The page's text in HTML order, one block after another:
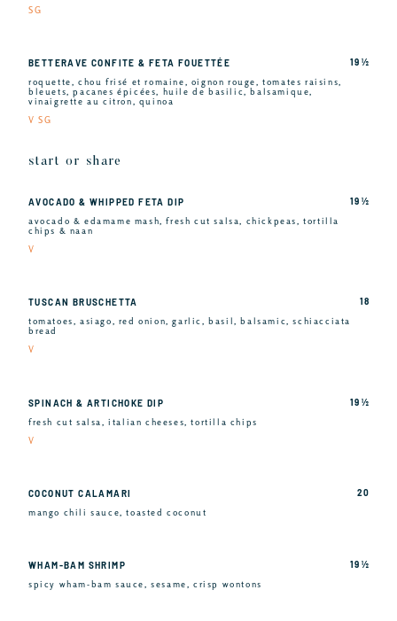
SG
BETTERAVE CONFITE & FETA FOUETTÉE
roquette, chou frisé et romaine, oignon rouge, tomates raisins,
bleuets, pacanes épicées, huile de basilic, balsamique,
vinaigrette au citron, quinoa
V SG
19 ½
start or share
AVOCADO & WHIPPED FETA DIP
avocado & edamame mash, fresh cut salsa, chickpeas, tortilla
chips & naan
V
19 ½
TUSCAN BRUSCHETTA
tomatoes, asiago, red onion, garlic, basil, balsamic, schiacciata
bread
V
18
SPINACH & ARTICHOKE DIP
fresh cut salsa, italian cheeses, tortilla chips
V
19 ½
COCONUT CALAMARI
mango chili sauce, toasted coconut
20
WHAM-BAM SHRIMP
spicy wham-bam sauce, sesame, crisp wontons
19 ½